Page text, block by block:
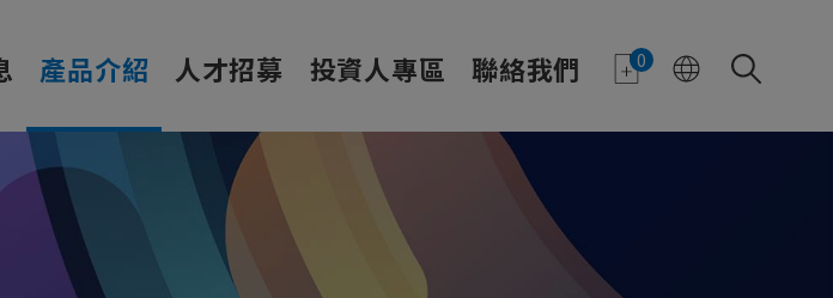
0
產品介紹 人才招募 投資人專區 聯絡我們